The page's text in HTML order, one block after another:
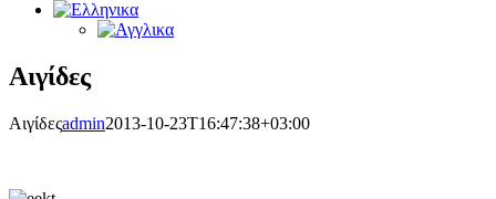
Αιγίδες
Αιγίδεςadmin2013-10-23T16:47:38+03:00